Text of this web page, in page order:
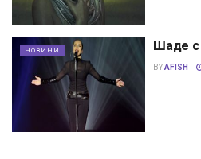
НОВИНИ Шаде с
BYAFISH